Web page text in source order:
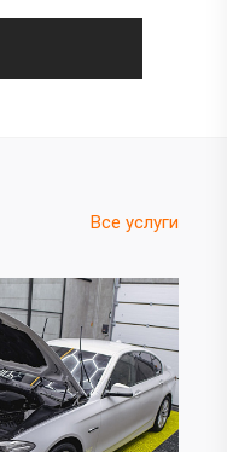
Все услуги